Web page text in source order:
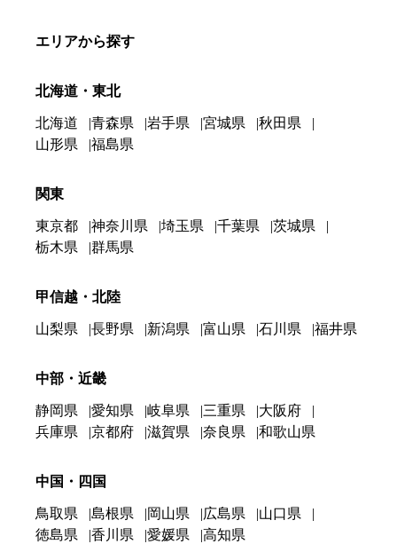
エリアから探す
北海道・東北
北海道 青森県 岩手県 宮城県
秋田県
山形県
福島県
関東
東京都 神奈川県 埼玉県 千葉県
茨城県
栃木県
群馬県
甲信越・北陸
山梨県 長野県 新潟県 富山県 石川県 福井県
中部・近畿
静岡県 愛知県 岐阜県 三重県
大阪府
兵庫県
京都府 滋賀県 奈良県 和歌山県
中国・四国
鳥取県 島根県 岡山県 広島県
山口県
徳島県
香川県 愛媛県 高知県